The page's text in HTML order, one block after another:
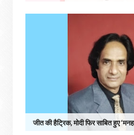
जीत की हैट्रिक, मोदी फिर साबित हुए